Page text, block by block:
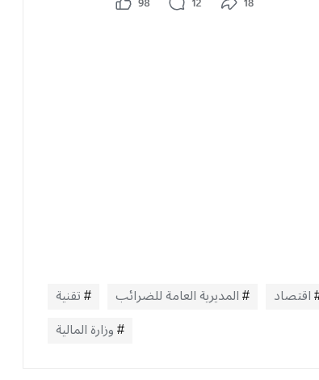
اقتصاد المديرية العامة للضرائب
تقنية
وزارة المالية